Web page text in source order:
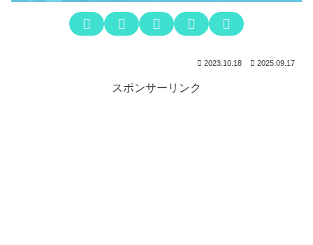
2023.10.18 2025.09.17
スポンサーリンク